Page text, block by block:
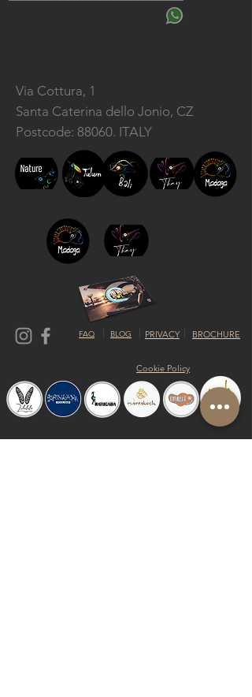
Via Cottura, 1
Santa Caterina dello Jonio, CZ
Postcode: 88060. ITALY
FAQ BLOG PRIVACY BROCHURE
Cookie Policy